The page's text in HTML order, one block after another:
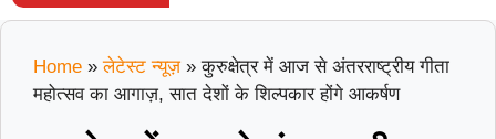
Home » लेटेस्ट न्यूज़ »कुरुक्षेत्र में आज से अंतरराष्ट्रीय गीता
महोत्सव का आगाज़, सात देशों के शिल्पकार होंगे आकर्षण